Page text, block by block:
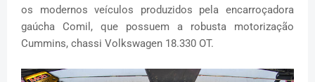
os modernos veículos produzidos pela encarroçadora
gaúcha Comil, que possuem a robusta motorização
Cummins, chassi Volkswagen 18.330 OT.